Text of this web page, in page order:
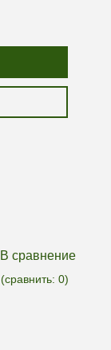
В сравнение
(сравнить: 0)